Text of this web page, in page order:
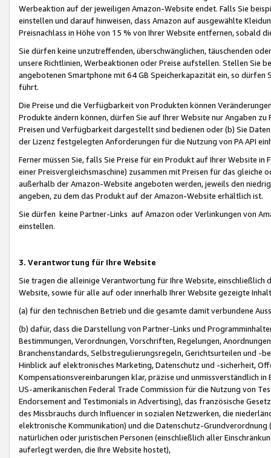
Werbeaktion auf der jeweiligen Amazon-Website endet. Falls Sie
einstellen und darauf hinweisen, dass Amazon auf ausgewählte
Preisnachlass in Höhe von 15 % von Ihrer Website entfernen, sobald
Sie dürfen keine unzutreffenden, überschwänglichen, täuschenden
unsere Richtlinien, Werbeaktionen oder Preise aufstellen. Stellen Sie
angebotenen Smartphone mit 64 GB Speicherkapazität ein, so dürfen
führt.
Die Preise und die Verfügbarkeit von Produkten können
Produkte ändern können, dürfen Sie auf Ihrer Website nur Angaben
Preisen und Verfügbarkeit dargestellt sind bedienen oder (b) Sie
der Lizenz festgelegten Anforderungen für die Nutzung von PA API
Ferner müssen Sie, falls Sie Preise für ein Produkt auf Ihrer Website
einer Preisvergleichsmaschine) zusammen mit Preisen für das
außerhalb der Amazon-Website angeboten werden, jeweils den
angeben, zu dem das Produkt auf der Amazon-Website erhältlich ist.
Sie dürfen keine Partner-Links auf Amazon oder Verlinkungen von
einstellen.
3. Verantwortung für Ihre Website
Sie tragen die alleinige Verantwortung für Ihre Website,
Website, sowie für alle auf oder innerhalb Ihrer Website gezeigte
(a) für den technischen Betrieb und die gesamte damit verbundene
(b) dafür, dass die Darstellung von Partner-Links und
Bestimmungen, Verordnungen, Vorschriften, Regelungen,
Branchenstandards, Selbstregulierungsregeln, Gerichtsurteilen und -
Hinblick auf elektronisches Marketing, Datenschutz und -sicherheit,
Kompensationsvereinbarungen klar, präzise und unmissverständlich
US-amerikanischen Federal Trade Commission für die Nutzung von
Endorsement and Testimonials in Advertising), das französische
des Missbrauchs durch Influencer in sozialen Netzwerken, die
elektronische Kommunikation) und die Datenschutz-
natürlichen oder juristischen Personen (einschließlich aller
auferlegt werden, die Ihre Website hostet),